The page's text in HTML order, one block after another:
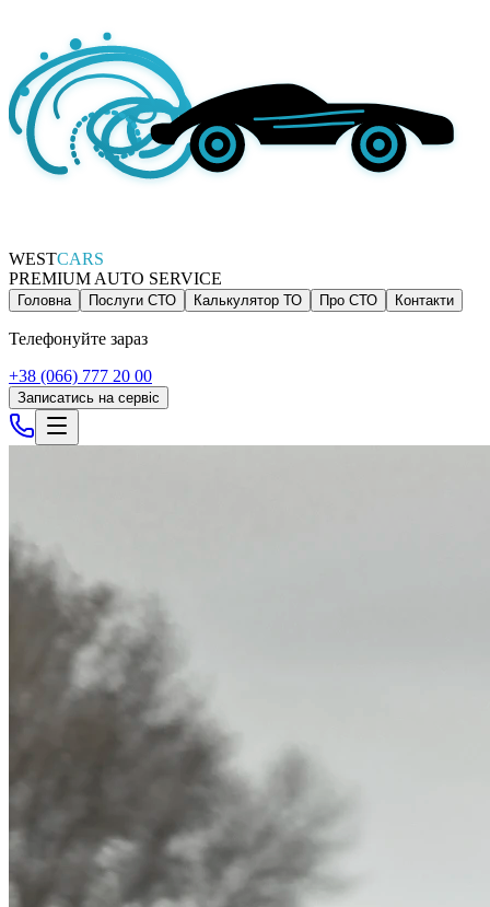
WESTCARS
PREMIUM AUTO SERVICE
Головна Послуги СТО Калькулятор ТО Про СТО Контакти
Телефонуйте зараз
+38 (066) 777 20 00
Записатись на сервіс